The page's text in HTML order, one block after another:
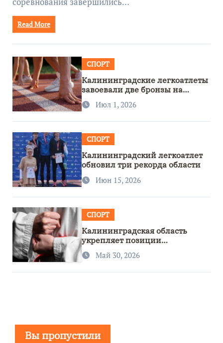
Read More
СПОРТ
Калининградские легкоатлеты
завоевали две бронзы на
первенстве России
Июл 1, 2026
СПОРТ
Калининградский легкоатлет
обновил три рекорда области
Июн 15, 2026
СПОРТ
Калининградская область
укрепляет позиции
спортивного региона
Май 30, 2026
Вы пропустили